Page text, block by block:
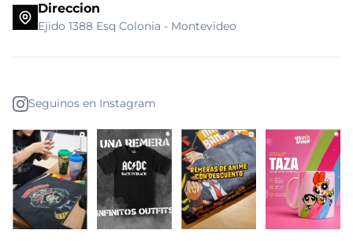
Direccion
Ejido 1388 Esq Colonia - Montevideo
Seguinos en Instagram